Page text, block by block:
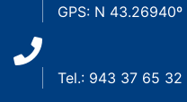
GPS: N
Tel.: 943 37 65 32